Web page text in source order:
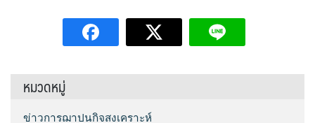
หมวดหมู่
ข่าวการฌาปนกิจสงเคราะห์